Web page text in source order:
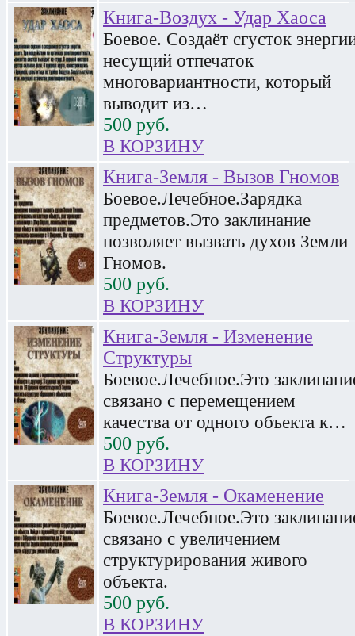
Книга-Воздух - Удар Хаоса
Боевое. Создаёт сгусток
несущий отпечаток
многовариантности, который
выводит из…
500 руб.
В КОРЗИНУ
Книга-Земля - Вызов Гномов
Боевое.Лечебное.Зарядка
предметов.Это заклинание
позволяет вызвать духов Земли
Гномов.
500 руб.
В КОРЗИНУ
Книга-Земля - Изменение
Структуры
Боевое.Лечебное.Это
связано с перемещением
качества от одного объекта к…
500 руб.
В КОРЗИНУ
Книга-Земля - Окаменение
Боевое.Лечебное.Это
связано с увеличением
структурирования живого
объекта.
500 руб.
В КОРЗИНУ